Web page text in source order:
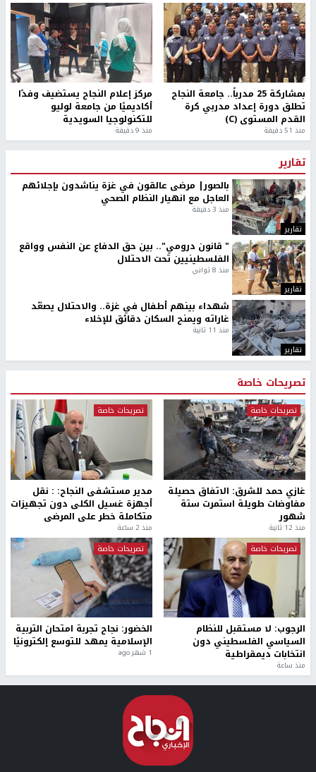
بمشاركة 25 مدرباً.. جامعة النجاح
تطلق دورة إعداد مدربي كرة
القدم المستوى (C)
منذ 51 دقيقة
مركز إعلام النجاح يستضيف وفدًا
أكاديميًا من جامعة لوليو
للتكنولوجيا السويدية
منذ 9 دقيقة
تقارير
تقارير
بالصور| مرضى عالقون في غزة يناشدون بإجلائهم
العاجل مع انهيار النظام الصحي
منذ 3 دقيقة
تقارير
" قانون درومي".. بين حق الدفاع عن النفس وواقع
الفلسطينيين تحت الاحتلال
منذ 8 ثواني
تقارير
شهداء بينهم أطفال في غزة.. والاحتلال يصعّد
غاراته ويمنح السكان دقائق للإخلاء
منذ 11 ثانية
تصريحات خاصة
تصريحات خاصة
غازي حمد للشرق: الاتفاق حصيلة
مفاوضات طويلة استمرت ستة
شهور
منذ 12 ثانية
تصريحات خاصة
مدير مستشفى النجاح: : نقل
أجهزة غسيل الكلى دون تجهيزات
متكاملة خطر على المرضى
منذ 2 ساعة
تصريحات خاصة
الرجوب: لا مستقبل للنظام
السياسي الفلسطيني دون
انتخابات ديمقراطية
منذ ساعة
تصريحات خاصة
الخضور: نجاح تجربة امتحان التربية
الإسلامية يمهد للتوسع إلكترونيًا
1 شهر ago